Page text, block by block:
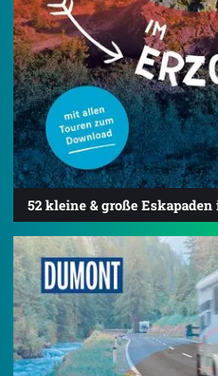
52 kleine & große